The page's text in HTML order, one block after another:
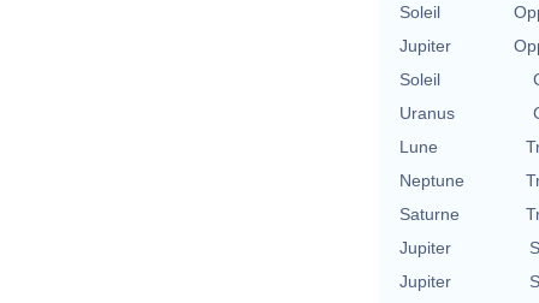
Soleil
Jupiter
Soleil
Uranus
Lune
Neptune
Saturne
Jupiter
Jupiter